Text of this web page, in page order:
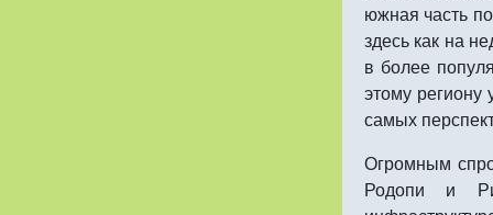
южная часть
здесь как на
в более
этому региону
самых
Огромным
Родопи и